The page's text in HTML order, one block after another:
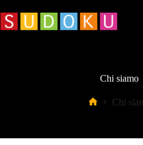
al
contenuto
Chi siamo
Chi